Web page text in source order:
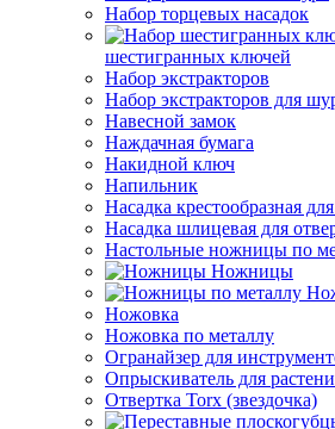
Набор торцевых насадок
шестигранных ключей
Набор экстракторов
Набор экстракторов для
Навесной замок
Наждачная бумага
Накидной ключ
Напильник
Насадка крестообразная
Насадка шлицевая для
Настольные ножницы по
Ножницы
Ножовка
Ножовка по металлу
Огранайзер для
Опрыскиватель для
Отвертка Torx (звездочка)